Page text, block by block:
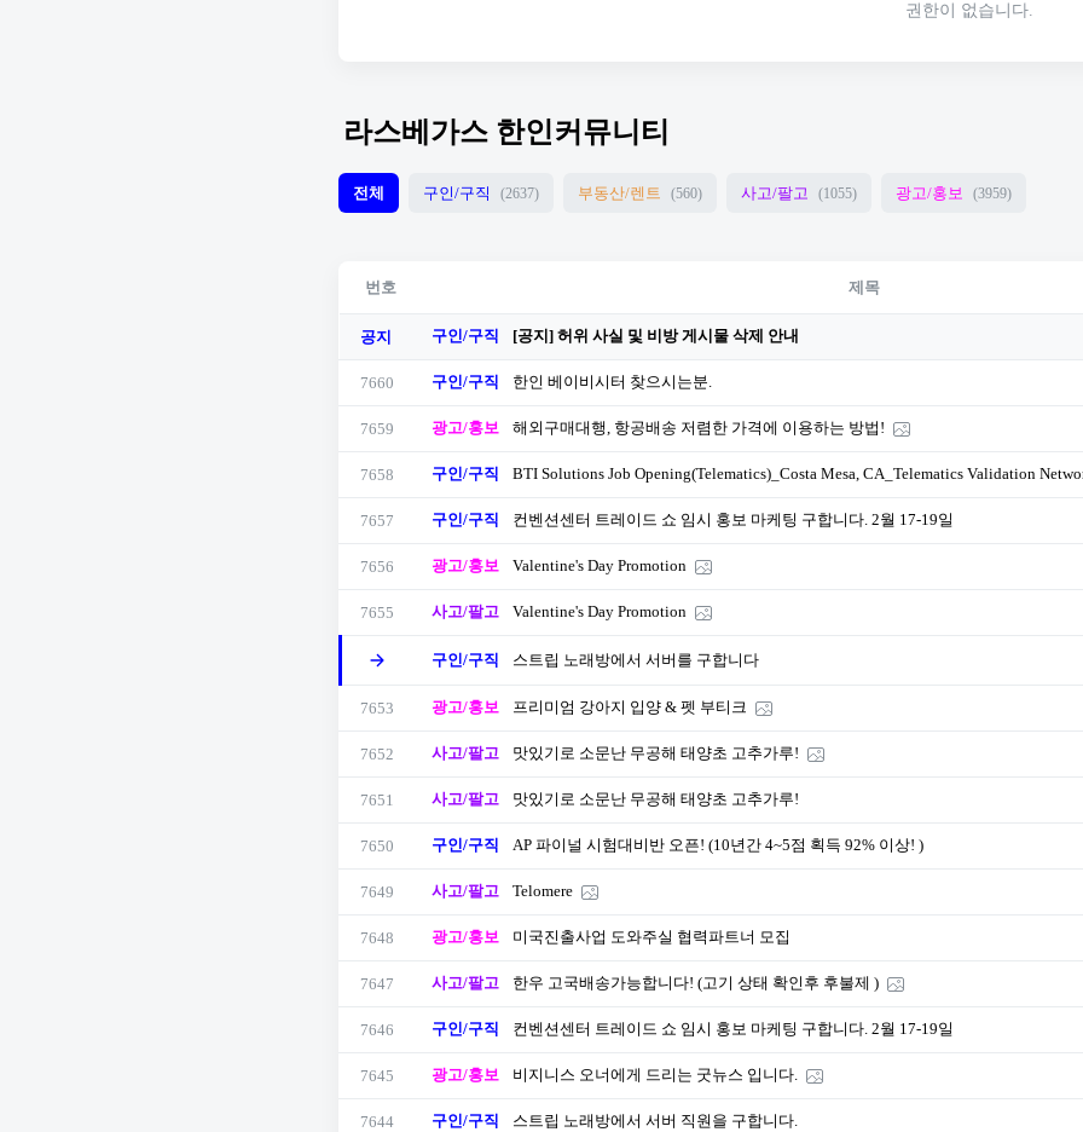
권한이 없습니다.
라스베가스 한인커뮤니티
전체 구인/구직 (2637) 부동산/렌트 (560) 사고/팔고 (1055) 광고/홍보 (3959)
번호 제목
공지 구인/구직 [공지] 허위 사실 및 비방 게시물 삭제 안내
7660 구인/구직 한인 베이비시터 찾으시는분.
7659 광고/홍보 해외구매대행, 항공배송 저렴한 가격에 이용하는 방법!
7658 구인/구직 BTI Solutions Job Opening(Telematics)_Costa Mesa, CA_Telematics Validation
7657 구인/구직 컨벤션센터 트레이드 쇼 임시 홍보 마케팅 구합니다. 2월 17-19일
7656 광고/홍보 Valentine's Day Promotion
7655 사고/팔고 Valentine's Day Promotion
구인/구직 스트립 노래방에서 서버를 구합니다
7653 광고/홍보 프리미엄 강아지 입양 & 펫 부티크
7652 사고/팔고 맛있기로 소문난 무공해 태양초 고추가루!
7651 사고/팔고 맛있기로 소문난 무공해 태양초 고추가루!
7650 구인/구직 AP 파이널 시험대비반 오픈! (10년간 4~5점 획득 92% 이상! )
7649 사고/팔고 Telomere
7648 광고/홍보 미국진출사업 도와주실 협력파트너 모집
7647 사고/팔고 한우 고국배송가능합니다! (고기 상태 확인후 후불제 )
7646 구인/구직 컨벤션센터 트레이드 쇼 임시 홍보 마케팅 구합니다. 2월 17-19일
7645 광고/홍보 비지니스 오너에게 드리는 굿뉴스 입니다.
7644 구인/구직 스트립 노래방에서 서버 직원을 구합니다.